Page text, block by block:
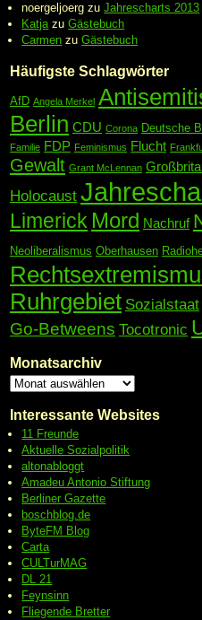
noergeljoerg zuJahrescharts 2013
KatjazuGästebuch
Carmen zuGästebuch
Häufigste Schlagwörter
AfD Angela Merkel
Berlin CDU Corona Deutsche
Familie FDP Feminismus Flucht
Gewalt Grant McLennan
Holocaust
Limerick Mord Nachruf
Neoliberalismus Oberhausen
Ruhrgebiet Sozialstaat
Go-Betweens Tocotronic
Monatsarchiv
Interessante Websites
11 Freunde
Aktuelle Sozialpolitik
altonabloggt
Amadeu Antonio Stiftung
Berliner Gazette
boschblog.de
ByteFM Blog
Carta
CULTurMAG
DL 21
Feynsinn
Fliegende Bretter